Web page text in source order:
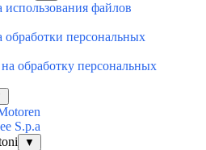
файлов
обработки персональных
обработку персональных
S.p.a
▼